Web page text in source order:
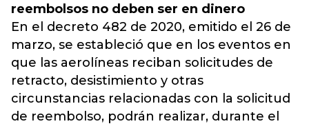
reembolsos no deben ser en dinero
En el decreto 482 de 2020, emitido el 26 de
marzo, se estableció que en los eventos en
que las aerolíneas reciban solicitudes de
retracto, desistimiento y otras
circunstancias relacionadas con la solicitud
de reembolso, podrán realizar, durante el